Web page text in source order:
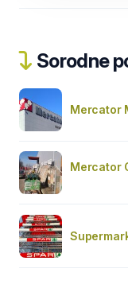
Sorodne
Mercator
Mercator